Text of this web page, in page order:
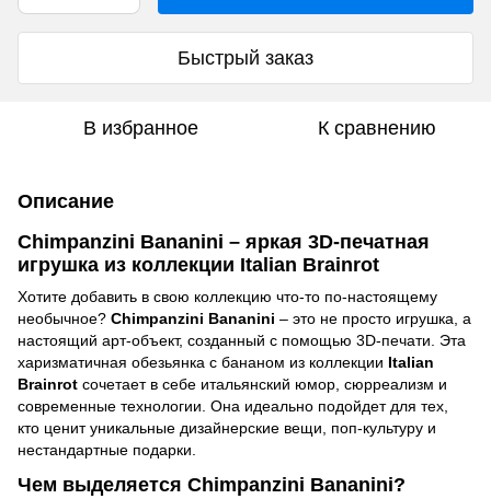
Быстрый заказ
В избранное К сравнению
Описание
Chimpanzini Bananini – яркая 3D-печатная
игрушка из коллекции Italian Brainrot
Хотите добавить в свою коллекцию что-то по-настоящему
необычное? Chimpanzini Bananini – это не просто игрушка, а
настоящий арт-объект, созданный с помощью 3D-печати. Эта
харизматичная обезьянка с бананом из коллекции Italian
Brainrot сочетает в себе итальянский юмор, сюрреализм и
современные технологии. Она идеально подойдет для тех,
кто ценит уникальные дизайнерские вещи, поп-культуру и
нестандартные подарки.
Чем выделяется Chimpanzini Bananini?